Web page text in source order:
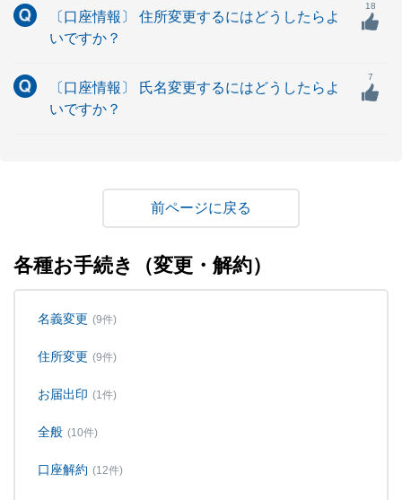
〔口座情報〕 住所変更するにはどうしたらよ
いですか？
18
〔口座情報〕 氏名変更するにはどうしたらよ
いですか？
7
戻る
各種お手続き（変更・解約）
名義変更 (9件)
住所変更 (9件)
お届出印 (1件)
全般 (10件)
口座解約 (12件)